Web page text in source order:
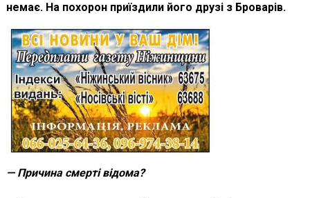
немає. На похорон приїздили його друзі з Броварів.
— Причина смерті відома?